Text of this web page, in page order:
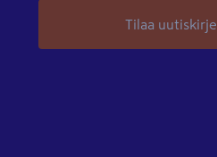
Tilaa uutiskirje